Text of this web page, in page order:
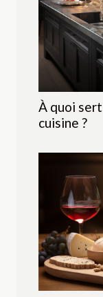
À quoi
cuisine ?